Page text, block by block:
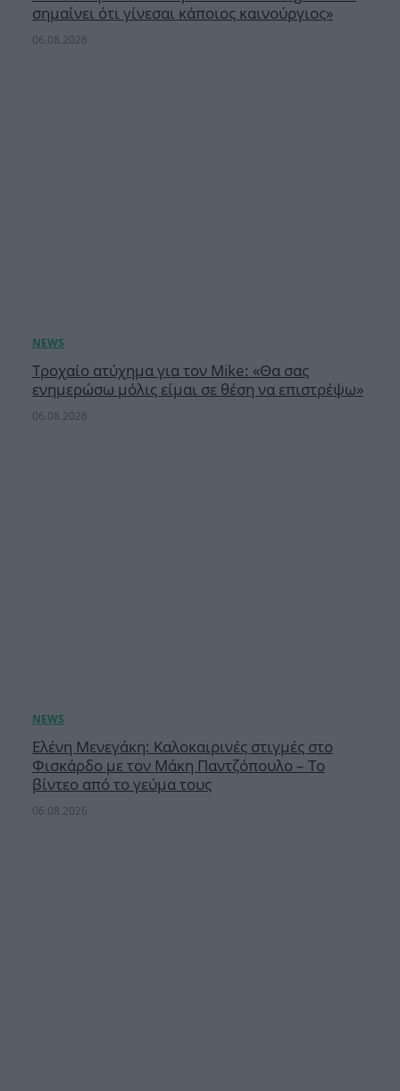
σημαίνει ότι γίνεσαι κάποιος καινούργιος»
06.08.2026
Τροχαίο ατύχημα για τον Mike: «Θα σας
ενημερώσω μόλις είμαι σε θέση να επιστρέψω»
06.08.2026
Ελένη Μενεγάκη: Καλοκαιρινές στιγμές στο
Φισκάρδο με τον Μάκη Παντζόπουλο – Το
βίντεο από το γεύμα τους
06.08.2026